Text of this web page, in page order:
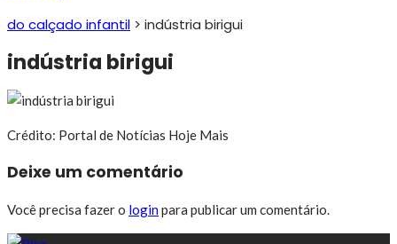
do calçado infantil > indústria birigui
indústria birigui
Crédito: Portal de Notícias Hoje Mais
Deixe um comentário
Você precisa fazer o loginpara publicar um comentário.